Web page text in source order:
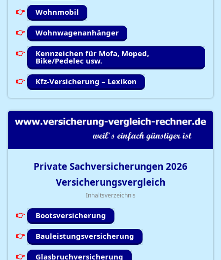
Wohnmobil
Wohnwagenanhänger
Kennzeichen für Mofa, Moped,
Bike/Pedelec usw.
Kfz-Versicherung – Lexikon
Private Sachversicherungen 2026
Versicherungsvergleich
Inhaltsverzeichnis
Bootsversicherung
Bauleistungsversicherung
Glasbruchversicherung